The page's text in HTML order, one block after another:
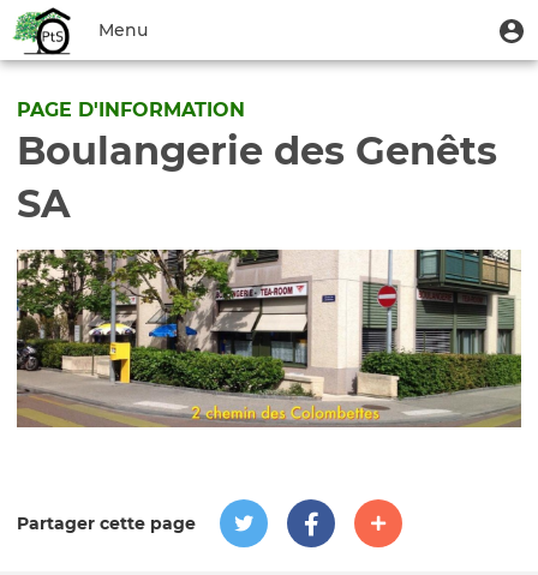
contenu
Menu
du
compte
de
l'utilisateur
Menu
Toggle
navigation
PAGE D'INFORMATION
Boulangerie des Genêts
SA
Partager cette page